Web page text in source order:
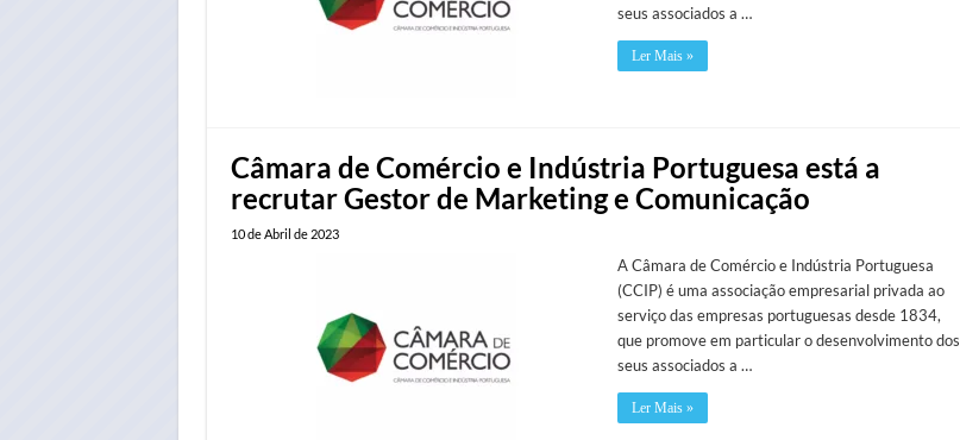
seus associados a …
Ler Mais »
Câmara de Comércio e Indústria Portuguesa está a
recrutar Gestor de Marketing e Comunicação
10 de Abril de 2023
A Câmara de Comércio e Indústria Portuguesa
(CCIP) é uma associação empresarial privada ao
serviço das empresas portuguesas desde 1834,
que promove em particular o desenvolvimento dos
seus associados a …
Ler Mais »